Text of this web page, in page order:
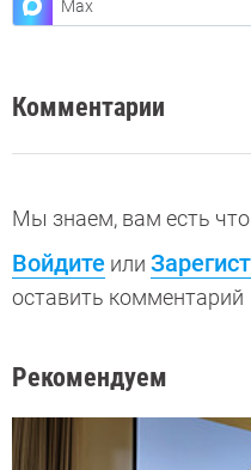
Max
Комментарии
Мы знаем, вам есть что
Войдите или
оставить комментарий
Рекомендуем